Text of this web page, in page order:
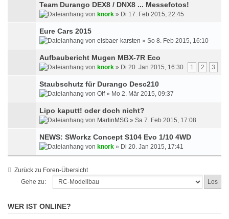
Team Durango DEX8 / DNX8 ... Messefotos!
von knork » Di 17. Feb 2015, 22:45
Eure Cars 2015
von eisbaer-karsten » So 8. Feb 2015, 16:10
Aufbaubericht Mugen MBX-7R Eco
1 2 3
von knork » Di 20. Jan 2015, 16:30
Staubschutz für Durango Desc210
von Olf» Mo 2. Mär 2015, 09:37
Lipo kaputt! oder doch nicht?
von MartinMSG » Sa 7. Feb 2015, 17:08
NEWS: SWorkz Concept S104 Evo 1/10 4WD
von knork » Di 20. Jan 2015, 17:41
Zurück zu Foren-Übersicht
Gehe zu:
WER IST ONLINE?